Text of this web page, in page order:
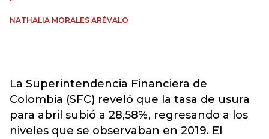
NATHALIA MORALES ARÉVALO
La Superintendencia Financiera de
Colombia (SFC) reveló que la tasa de usura
para abril subió a 28,58%, regresando a los
niveles que se observaban en 2019. El